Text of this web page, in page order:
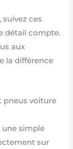
ces
détail compte.
aux
la différence
pneus voiture
une simple
sur